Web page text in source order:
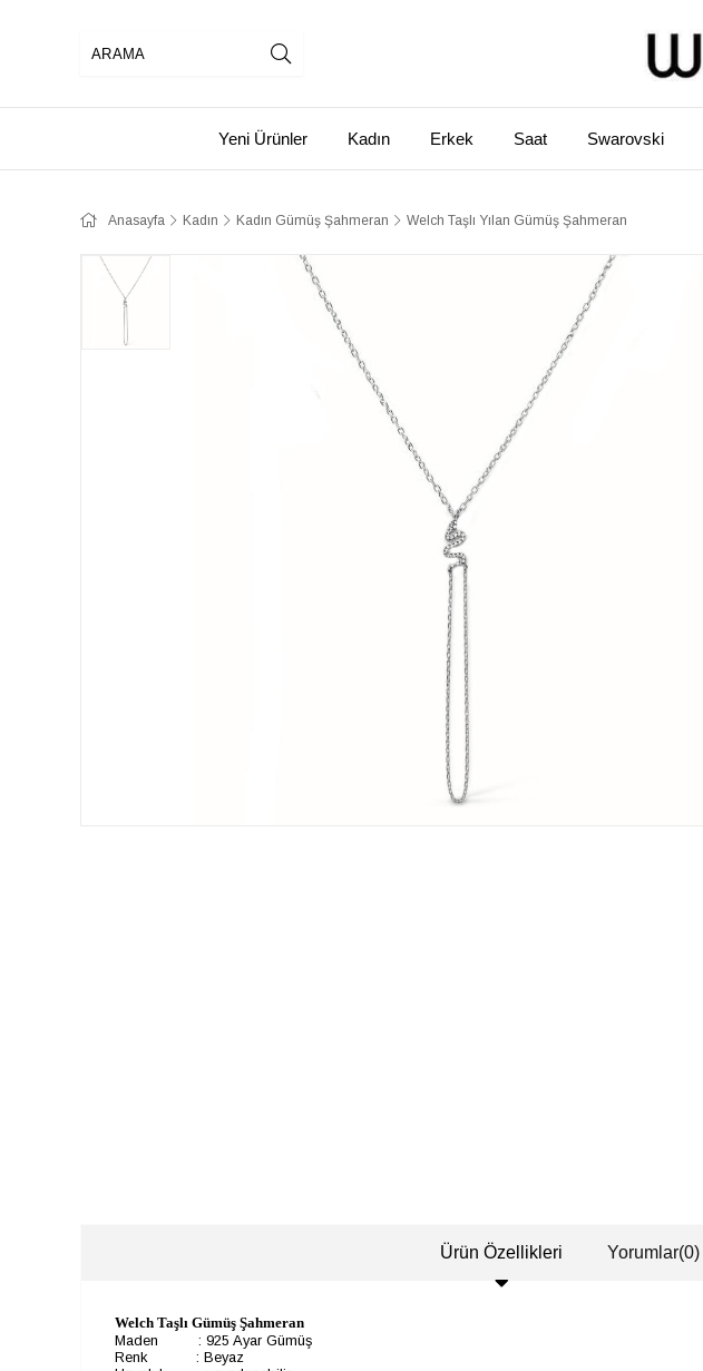
Yeni Ürünler Kadın Erkek Saat Swarovski
Anasayfa Kadın Kadın Gümüş Şahmeran Welch Taşlı Yılan Gümüş Şahmeran
Ürün Özellikleri Yorumlar(0)
Welch Taşlı Gümüş Şahmeran
Maden : 925 Ayar Gümüş
Renk
: Beyaz